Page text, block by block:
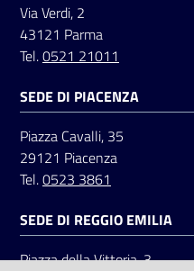
Seguici
su
Via Verdi, 2
43121 Parma
Tel.0521 21011
SEDE DI PIACENZA
Piazza Cavalli, 35
29121 Piacenza
Tel.0523 3861
SEDE DI REGGIO EMILIA
Piazza della Vittoria, 3